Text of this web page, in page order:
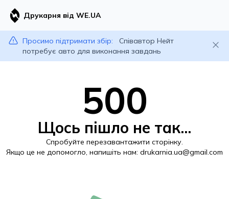
Друкарня від WE.UA
Просимо підтримати збір:
Співавтор Нейт
потребує авто для виконання завдань
500
Щось пішло не так...
Спробуйте перезавантажити сторінку.
Якщо це не допомогло, напишіть нам: drukarnia.ua@gmail.com